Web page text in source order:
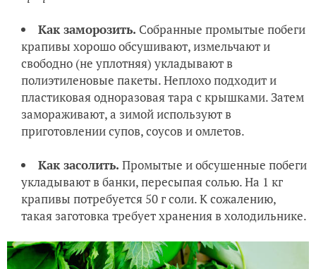
Как заморозить. Собранные промытые побеги
крапивы хорошо обсушивают, измельчают и
свободно (не уплотняя) укладывают в
полиэтиленовые пакеты. Неплохо подходит и
пластиковая одноразовая тара с крышками. Затем
замораживают, а зимой используют в
приготовлении супов, соусов и омлетов.
Как засолить. Промытые и обсушенные побеги
укладывают в банки, пересыпая солью. На 1 кг
крапивы потребуется 50 г соли. К сожалению,
такая заготовка требует хранения в холодильнике.